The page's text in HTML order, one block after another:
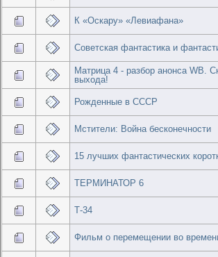
К «Оскару» «Левиафана»
Советская фантастика и
Матрица 4 - разбор анонса WB.
выхода!
Рожденные в СССР
Мстители: Война бесконечности
15 лучших фантастических
ТЕРМИНАТОР 6
Т-34
Фильм о перемещении во